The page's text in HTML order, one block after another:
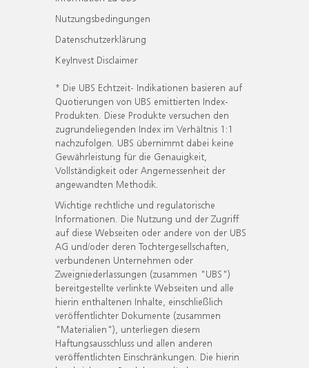
Nutzungsbedingungen
Datenschutzerklärung
KeyInvest Disclaimer
* Die UBS Echtzeit- Indikationen basieren auf
Quotierungen von UBS emittierten Index-
Produkten. Diese Produkte versuchen den
zugrundeliegenden Index im Verhältnis 1:1
nachzufolgen. UBS übernimmt dabei keine
Gewährleistung für die Genauigkeit,
Vollständigkeit oder Angemessenheit der
angewandten Methodik.
Wichtige rechtliche und regulatorische
Informationen. Die Nutzung und der Zugriff
auf diese Webseiten oder andere von der UBS
AG und/oder deren Tochtergesellschaften,
verbundenen Unternehmen oder
Zweigniederlassungen (zusammen "UBS")
bereitgestellte verlinkte Webseiten und alle
hierin enthaltenen Inhalte, einschließlich
veröffentlichter Dokumente (zusammen
"Materialien"), unterliegen diesem
Haftungsausschluss und allen anderen
veröffentlichten Einschränkungen. Die hierin